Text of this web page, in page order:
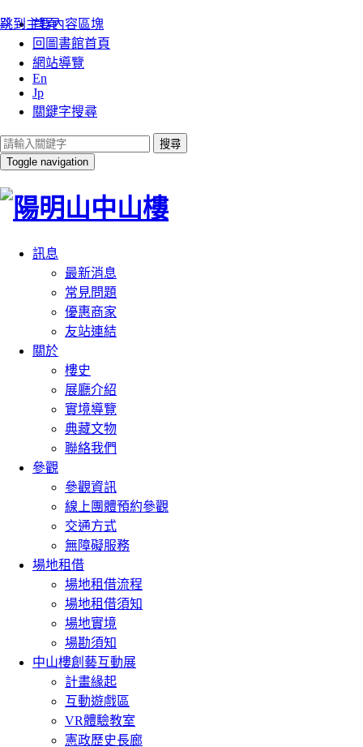
跳到主要內容區塊
:::
首頁
回圖書館首頁
網站導覽
En
Jp
關鍵字搜尋
搜尋
Toggle navigation
訊息
最新消息
常見問題
優惠商家
友站連結
關於
樓史
展廳介紹
實境導覽
典藏文物
聯絡我們
參觀
參觀資訊
線上團體預約參觀
交通方式
無障礙服務
場地租借
場地租借流程
場地租借須知
場地實境
場勘須知
中山樓創藝互動展
計畫緣起
互動遊戲區
VR體驗教室
憲政歷史長廊